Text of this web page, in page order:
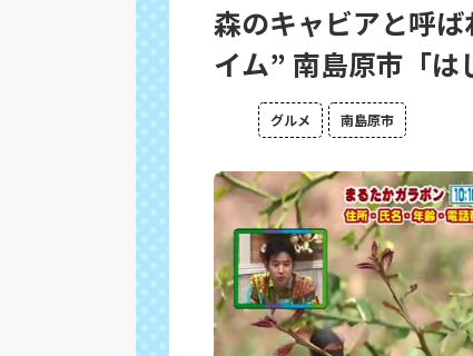
森のキャビアと呼
イム” 南島原市「は
グルメ 南島原市